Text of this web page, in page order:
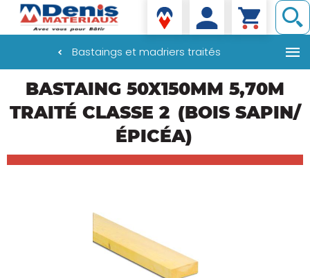
principal
Denis matériaux
Bastaings et madriers traités
BASTAING 50X150MM 5,70M
TRAITÉ CLASSE 2 (BOIS SAPIN/
ÉPICÉA)